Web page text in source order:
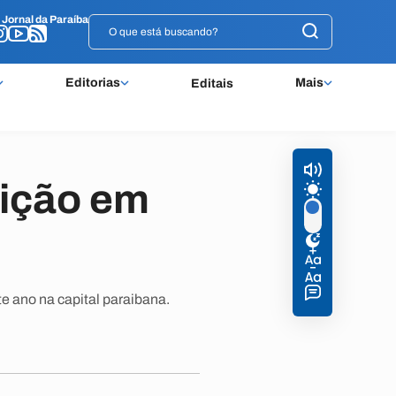
Jornal da Paraíba
Editorias Editais Mais
Jornal da Paraíba
em
ano na capital paraibana.